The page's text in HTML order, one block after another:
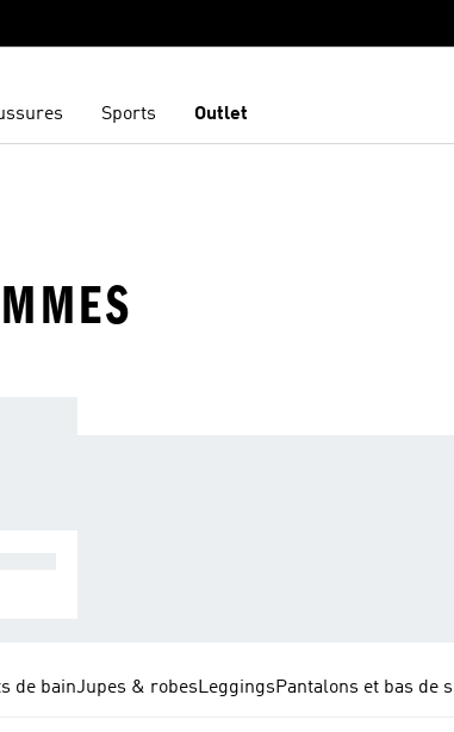
Sports Outlet
de bainJupes & robesLeggingsPantalons et bas de